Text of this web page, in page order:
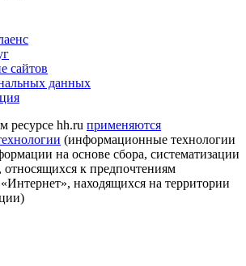
сайтов
данных
ресурсе hh.ru применяются
(информационные технологии
на основе сбора, систематизации
относящихся к предпочтениям
«Интернет», находящихся на территории